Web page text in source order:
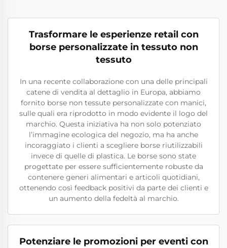
Trasformare le esperienze retail con
borse personalizzate in tessuto non
tessuto
In una recente collaborazione con una delle principali
catene di vendita al dettaglio in Europa, abbiamo
fornito borse non tessute personalizzate con manici,
sulle quali era riprodotto in modo evidente il logo del
marchio. Questa iniziativa ha non solo potenziato
l’immagine ecologica del negozio, ma ha anche
incoraggiato i clienti a scegliere borse riutilizzabili
invece di quelle di plastica. Le borse sono state
progettate per essere sufficientemente robuste da
contenere generi alimentari e articoli quotidiani,
ottenendo così feedback positivi da parte dei clienti e
un aumento della fedeltà al marchio.
Potenziare le promozioni per eventi con